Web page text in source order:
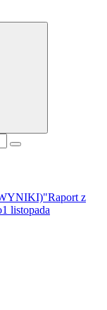
"Raport z
1 listopada